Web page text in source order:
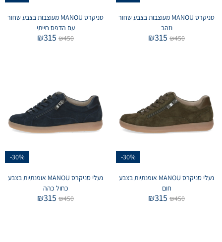
סניקרס MANOU מעוצבות בצבע שחור
וזהב
₪450
₪315
סניקרס MANOU מעוצבות בצבע שחור
עם הדפס חייתי
₪450
₪315
-30%
נעלי סניקרס MANOU אופנתיות בצבע
חום
₪450
₪315
-30%
נעלי סניקרס MANOU אופנתיות בצבע
כחול כהה
₪450
₪315